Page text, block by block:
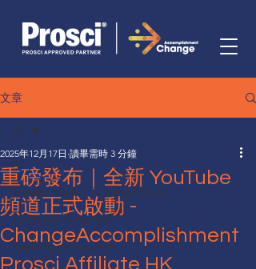
文章
All
Transformation Success Stories
Adoption strategies
marketing execution
All
重磅發布｜全新 YouTube
頻道正式啟動 -
ChangeAccomplishment
Prosci Affiliate HK
2025年12月17日 讀畢需時 3 分鐘